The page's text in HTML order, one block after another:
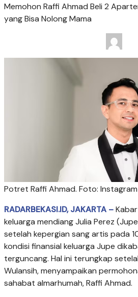
Memohon Raffi Ahmad Beli 2
yang Bisa Nolong Mama
Potret Raffi Ahmad. Foto: Instagram
RADARBEKASI.ID, JAKARTA –
keluarga mendiang Julia Perez
setelah kepergian sang artis pada
kondisi finansial keluarga Jupe
terguncang. Hal ini terungkap
Wulansih, menyampaikan
sahabat almarhumah, Raffi Ahmad.